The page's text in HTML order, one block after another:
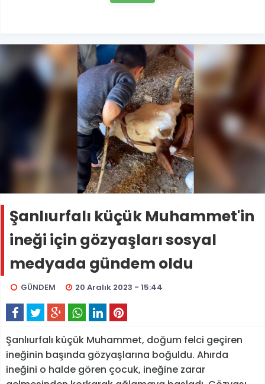
Şanlıurfalı küçük Muhammet'in
ineği için gözyaşları sosyal
medyada gündem oldu
GÜNDEM 20 Aralık 2023 - 15:44
Şanlıurfalı küçük Muhammet, doğum felci geçiren
ineğinin başında gözyaşlarına boğuldu. Ahırda
ineğini o halde gören çocuk, ineğine zarar